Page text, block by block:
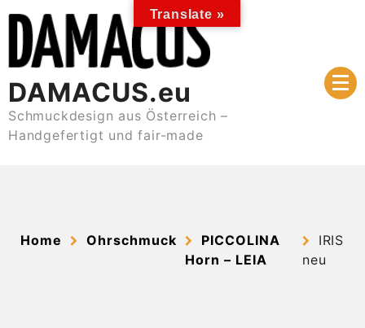
content
DAMACUS.eu
Schmuckdesign aus Österreich –
Handgefertigt und fair-made
Home Ohrschmuck
PICCOLINA
Horn – LEIA
IRIS
neu
Translate »